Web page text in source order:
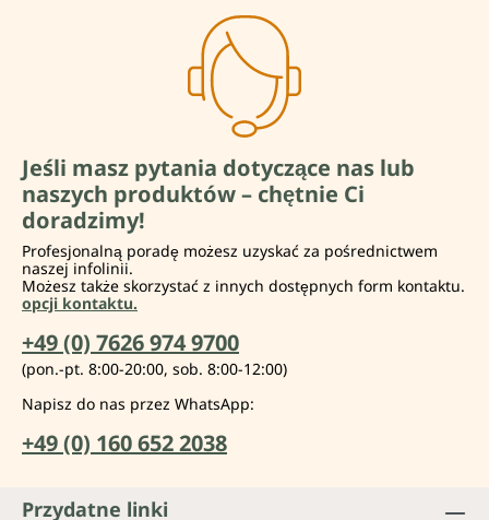
Jeśli masz pytania dotyczące nas lub
naszych produktów – chętnie Ci
doradzimy!
Profesjonalną poradę możesz uzyskać za pośrednictwem
naszej infolinii.
Możesz także skorzystać z innych dostępnych form kontaktu.
opcji kontaktu.
+49 (0) 7626 974 9700
(pon.-pt. 8:00-20:00, sob. 8:00-12:00)
Napisz do nas przez WhatsApp:
+49 (0) 160 652 2038
Przydatne linki